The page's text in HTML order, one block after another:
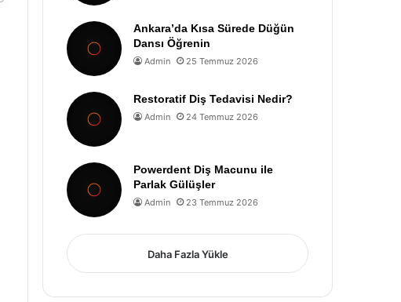
Ankara’da Kısa Sürede Düğün
Dansı Öğrenin
Admin 25 Temmuz 2026
Restoratif Diş Tedavisi Nedir?
Admin 24 Temmuz 2026
Powerdent Diş Macunu ile
Parlak Gülüşler
Admin 23 Temmuz 2026
Daha Fazla Yükle